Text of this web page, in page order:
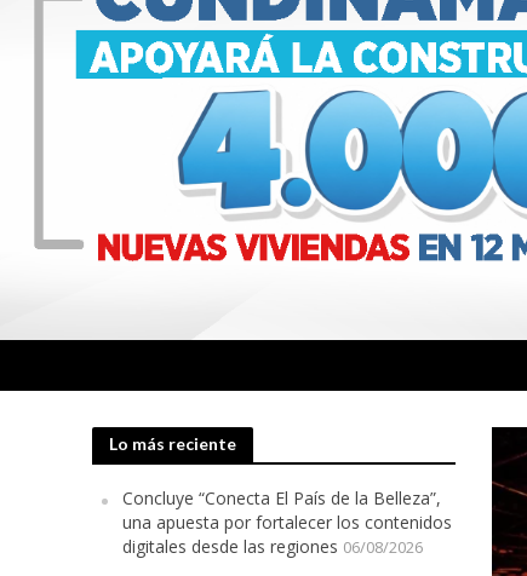
Lo más reciente
Concluye “Conecta El País de la Belleza”,
una apuesta por fortalecer los contenidos
digitales desde las regiones 06/08/2026